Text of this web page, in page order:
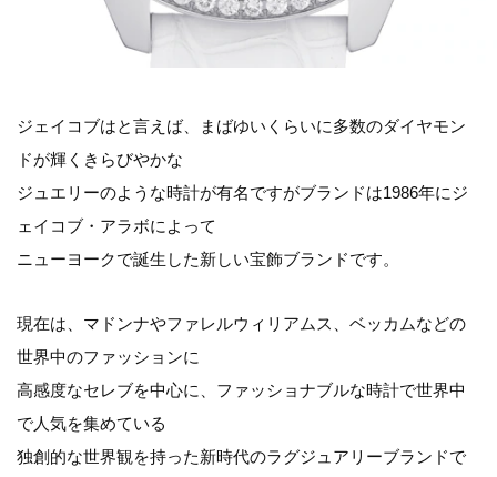
ジェイコブはと言えば、まばゆいくらいに多数のダイヤモン
ドが輝くきらびやかな
ジュエリーのような時計が有名ですがブランドは1986年にジ
ェイコブ・アラボによって
ニューヨークで誕生した新しい宝飾ブランドです。
現在は、マドンナやファレルウィリアムス、ベッカムなどの
世界中のファッションに
高感度なセレブを中心に、ファッショナブルな時計で世界中
で人気を集めている
独創的な世界観を持った新時代のラグジュアリーブランドで